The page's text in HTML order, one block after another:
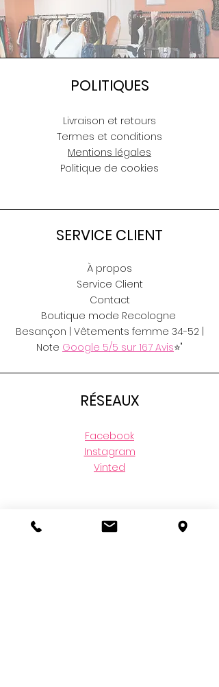
POLITIQUES
Livraison et retours
Termes et conditions
Mentions légales
Politique de cookies
SERVICE CLIENT
À propos
Service Client
Contact
Boutique mode Recologne
Besançon | Vêtements femme 34-52 |
Note Google 5/5 sur 167 Avis⭐"
RÉSEAUX
Facebook
Instagram
Vinted
NOTRE BLOG